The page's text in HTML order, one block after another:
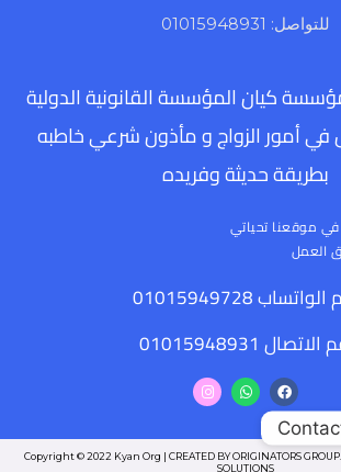
للتواصل: 01015948931
كيان المؤسسة القانونية الدولية
أمور الزواج و مأذون شرعي خاطبه
بطريقة حديثة وفريده
موقعنا تحياتي
العمل
01015949728
01015948931
F
a
c
e
b
o
W
h
a
s
a
I
n
s
a
g
Copyright © 2022 Kyan Org | CREATED BY ORIGINATORS
SOLUTIONS